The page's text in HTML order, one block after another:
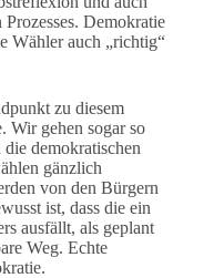
Demokratie
Wähler auch „richtig“
zu diesem
Wir gehen sogar so
demokratischen
gänzlich
von den Bürgern
ist, dass die ein
ausfällt, als geplant
Weg. Echte